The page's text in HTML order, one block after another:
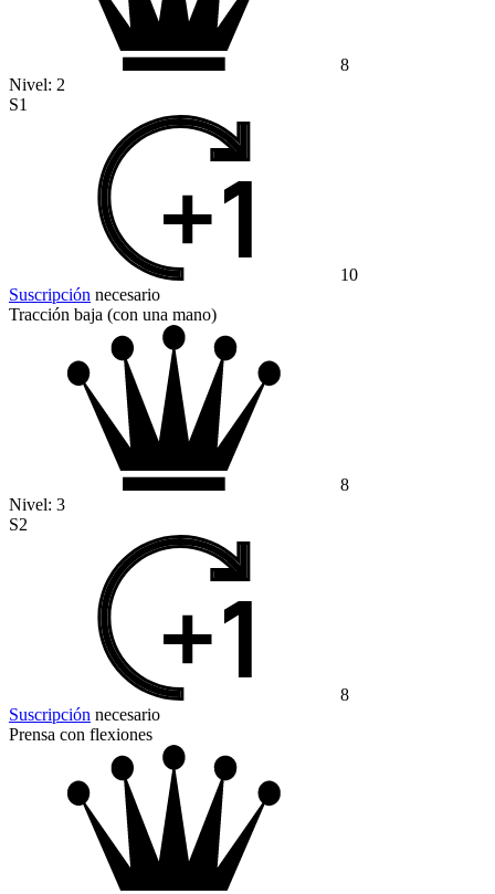
8
Nivel: 2
S1
10
Suscripción necesario
Tracción baja (con una mano)
8
Nivel: 3
S2
8
Suscripción necesario
Prensa con flexiones